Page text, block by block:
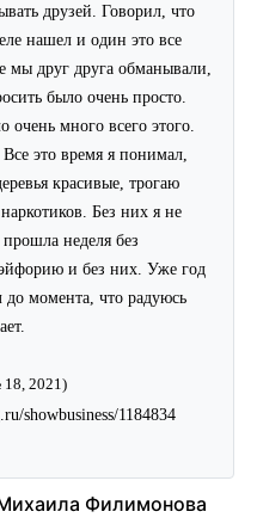
друзей. Говорил, что
нашел и один это все
мы друг друга обманывали,
было очень просто.
много всего этого.
это время я понимал,
красивые, трогаю
Без них я не
неделя без
эйфорию и без них. Уже год
момента, что радуюсь
2021)
showbusiness/1184834
Филимонова